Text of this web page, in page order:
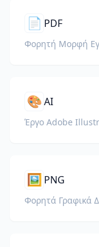
📄 PDF
Φορητή Μορφή
🎨AI
Έργο Adobe
🖼️ PNG
Φορητά Γραφικά